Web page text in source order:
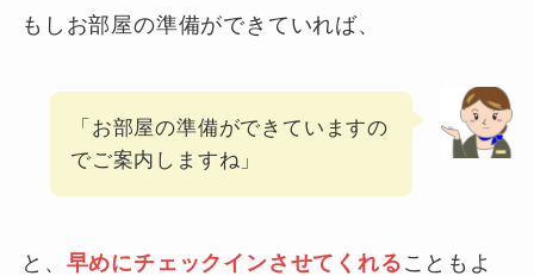
もしお部屋の準備ができていれば、
「お部屋の準備ができていますの
でご案内しますね」
と、 早めにチェックインさせてくれる こともよ